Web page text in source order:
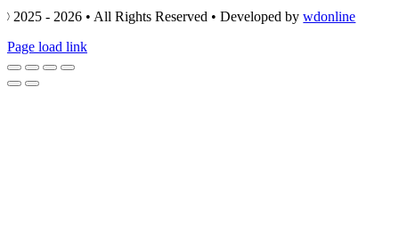
© 2025 - 2026 • All Rights Reserved • Developed bywdonline
Page load link